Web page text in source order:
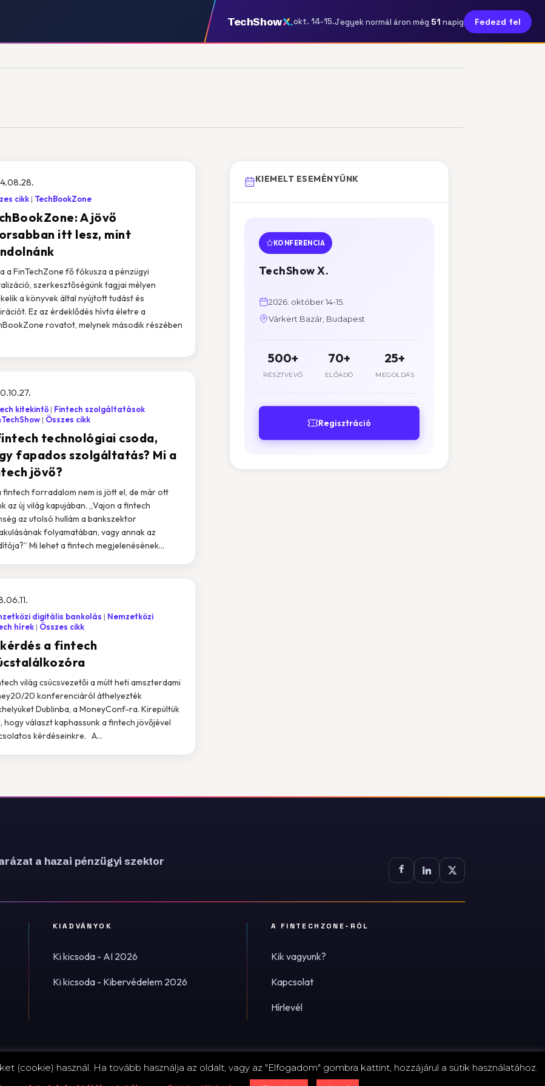
TechShow okt. 14-15.Jegyek normál áron még 51 napig Fedezd fel
A jövő
itt lesz, mint
cikk TechBookZone
a FinTechZone fő fókusza a pénzügyi
szerkesztőségünk tagjai mélyen
a könyvek által nyújtott tudást és
Ez az érdeklődés hívta életre a
rovatot, melynek második részében
technológiai csoda,
fapados szolgáltatás? Mi a
jövő?
kitekintő
Fintech szolgáltatások
Összes cikk
fintech forradalom nem is jött el, de már ott
az új világ kapujában. „Vajon a fintech
az utolsó hullám a bankszektor
folyamatában, vagy annak az
Mi lehet a fintech megjelenésének...
a fintech
digitális bankolás
Nemzetközi
hírek
Összes cikk
világ csúcsvezetői a múlt heti amszterdami
20 konferenciáról áthelyezték
Dublinba, a MoneyConf-ra. Kirepültük
hogy választ kaphassunk a fintech jövőjével
kérdéseinkre. A...
KIEMELT ESEMÉNYÜNK
KONFERENCIA
TechShow X.
2026. október 14-15.
Várkert Bazár, Budapest
500+
RÉSZTVEVŐ
70+
ELŐADÓ
25+
MEGOLDÁS
Regisztráció
a hazai pénzügyi szektor
KIADVÁNYOK
Ki kicsoda - AI 2026
Ki kicsoda - Kibervédelem 2026
A FINTECHZONE-RÓL
Kik vagyunk?
Kapcsolat
Hírlevél
Impresszum · Adatvédelmi tájékoztató (PDF) Süti-beállítások
(cookie) használ. Ha tovább használja az oldalt, vagy az "Elfogadom" gombra kattint, hozzájárul a sütik használatához.